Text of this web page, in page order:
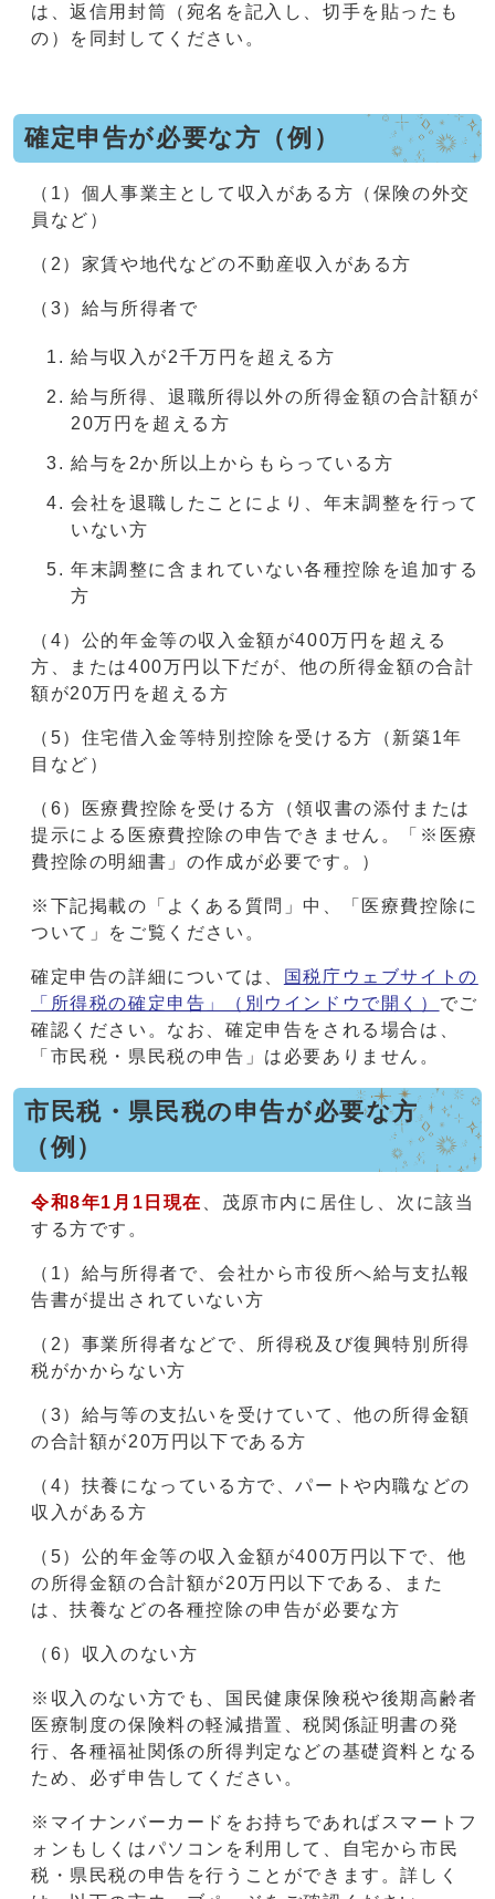
は、返信用封筒（宛名を記入し、切手を貼ったも
の）を同封してください。
確定申告が必要な方（例）
（1）個人事業主として収入がある方（保険の外交
員など）
（2）家賃や地代などの不動産収入がある方
（3）給与所得者で
給与収入が2千万円を超える方
給与所得、退職所得以外の所得金額の合計額が
20万円を超える方
給与を2か所以上からもらっている方
会社を退職したことにより、年末調整を行って
いない方
年末調整に含まれていない各種控除を追加する
方
（4）公的年金等の収入金額が400万円を超える
方、または400万円以下だが、他の所得金額の合計
額が20万円を超える方
（5）住宅借入金等特別控除を受ける方（新築1年
目など）
（6）医療費控除を受ける方（領収書の添付または
提示による医療費控除の申告できません。「※医療
費控除の明細書」の作成が必要です。）
※下記掲載の「よくある質問」中、「医療費控除に
ついて」をご覧ください。
確定申告の詳細については、
国税庁ウェブサイトの
「所得税の確定申告」
（別ウインドウで開く） でご
確認ください。なお、確定申告をされる場合は、
「市民税・県民税の申告」は必要ありません。
市民税・県民税の申告が必要な方
（例）
令和8年1月1日現在
、茂原市内に居住し、次に該当
する方です。
（1）給与所得者で、会社から市役所へ給与支払報
告書が提出されていない方
（2）事業所得者などで、所得税及び復興特別所得
税がかからない方
（3）給与等の支払いを受けていて、他の所得金額
の合計額が20万円以下である方
（4）扶養になっている方で、パートや内職などの
収入がある方
（5）公的年金等の収入金額が400万円以下で、他
の所得金額の合計額が20万円以下である、また
は、扶養などの各種控除の申告が必要な方
（6）収入のない方
※収入のない方でも、国民健康保険税や後期高齢者
医療制度の保険料の軽減措置、税関係証明書の発
行、各種福祉関係の所得判定などの基礎資料となる
ため、必ず申告してください。
※マイナンバーカードをお持ちであればスマートフ
ォンもしくはパソコンを利用して、自宅から市民
税・県民税の申告を行うことができます。詳しく